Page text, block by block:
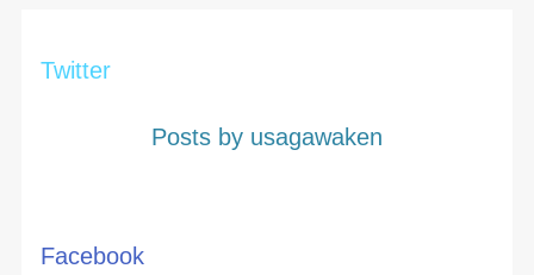
Twitter
Posts by usagawaken
Facebook